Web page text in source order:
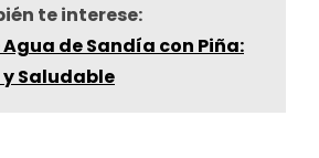
te interese:
de Sandía con Piña:
Saludable